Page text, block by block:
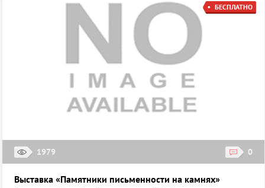
1979 0
БЕСПЛАТНО
Выставка «Памятники письменности на камнях»